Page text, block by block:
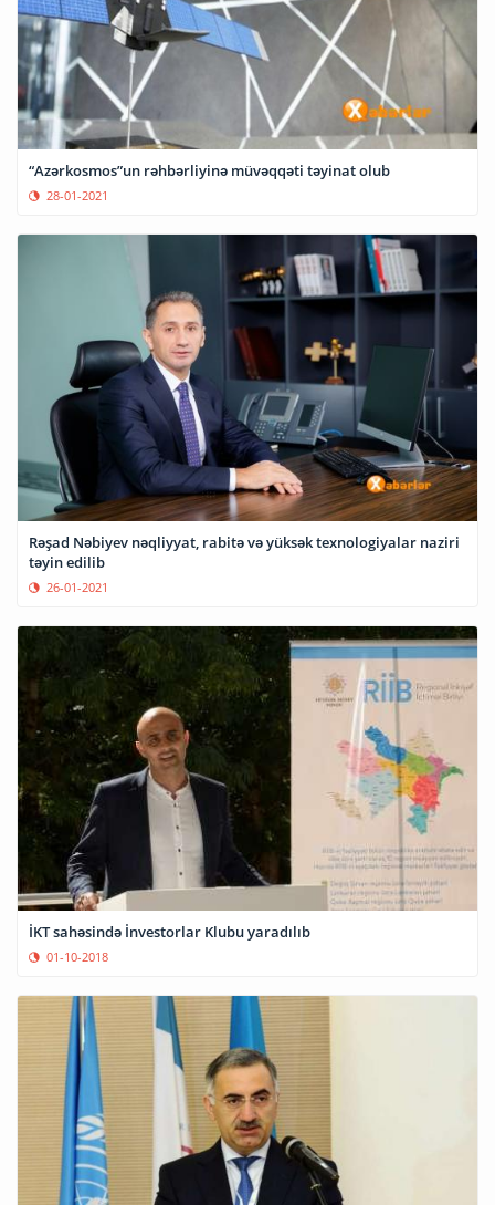
“Azərkosmos”un rəhbərliyinə müvəqqəti təyinat olub
28-01-2021
Rəşad Nəbiyev nəqliyyat, rabitə və yüksək texnologiyalar naziri
təyin edilib
26-01-2021
İKT sahəsində İnvestorlar Klubu yaradılıb
01-10-2018